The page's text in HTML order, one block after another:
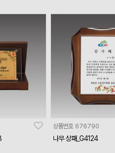
상품번호 676790
나무 상패_G4124